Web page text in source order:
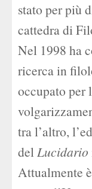
stato per più
cattedra di
Nel 1998 ha
ricerca in
occupato per
tra l’altro,
delLucidario
Attualmente